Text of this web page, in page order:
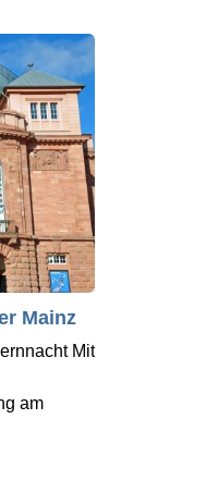
Mainz
Mit
am